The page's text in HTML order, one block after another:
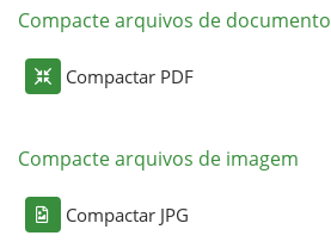
Compacte arquivos de documento
Compactar PDF
Compacte arquivos de imagem
Compactar JPG